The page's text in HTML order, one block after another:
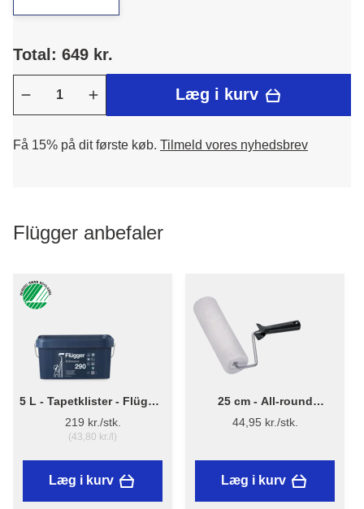
Total: 649 kr.
Læg i kurv
Få 15% på dit første køb. Tilmeld vores nyhedsbrev
Flügger anbefaler
5 L - Tapetklister - Flügger
Adhesive 290
219 kr./stk.
(43,80 kr./l)
Læg i kurv
25 cm - All-round
Malerrulle m/skaft
44,95 kr./stk.
Læg i kurv